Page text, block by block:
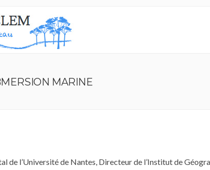
MARINE
de l’Université de Nantes, Directeur de l’Institut de